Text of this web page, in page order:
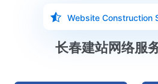
Website Construction
长春建站网络服